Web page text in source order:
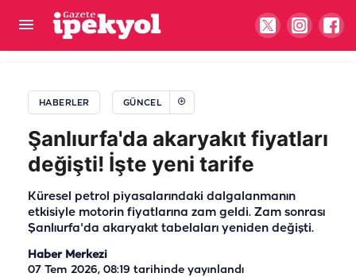
HABERLER GÜNCEL
Şanlıurfa'da akaryakıt fiyatları
değişti! İşte yeni tarife
Küresel petrol piyasalarındaki dalgalanmanın
etkisiyle motorin fiyatlarına zam geldi. Zam sonrası
Şanlıurfa'da akaryakıt tabelaları yeniden değişti.
Haber Merkezi
07 Tem 2026, 08:19 tarihinde yayınlandı
Eyyübiye’de 5 farklı noktada ücretsiz YKS tercih